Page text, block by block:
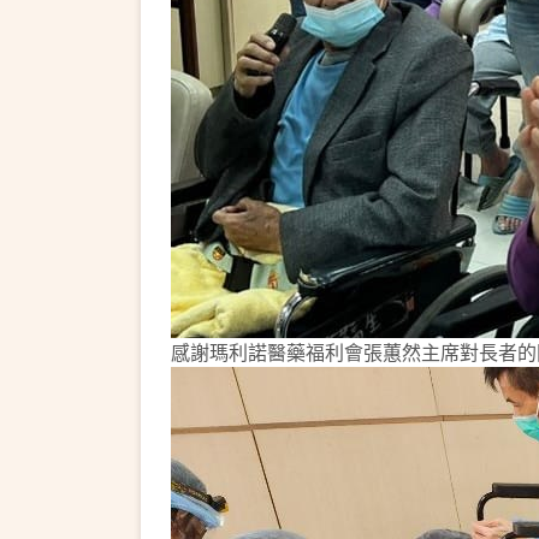
感謝瑪利諾醫藥福利會張蕙然主席對長者